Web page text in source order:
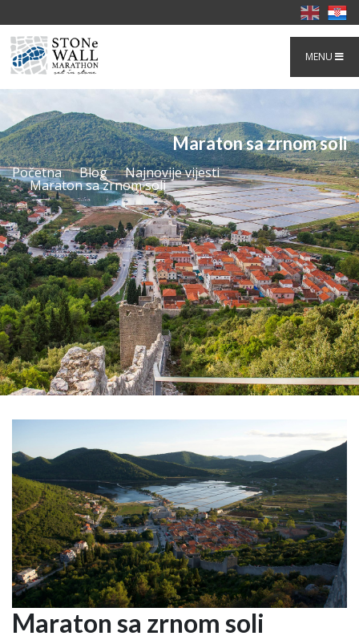
MENU
Maraton sa zrnom soli
Početna Blog Najnovije vijesti
Maraton sa zrnom soli
Maraton sa zrnom soli